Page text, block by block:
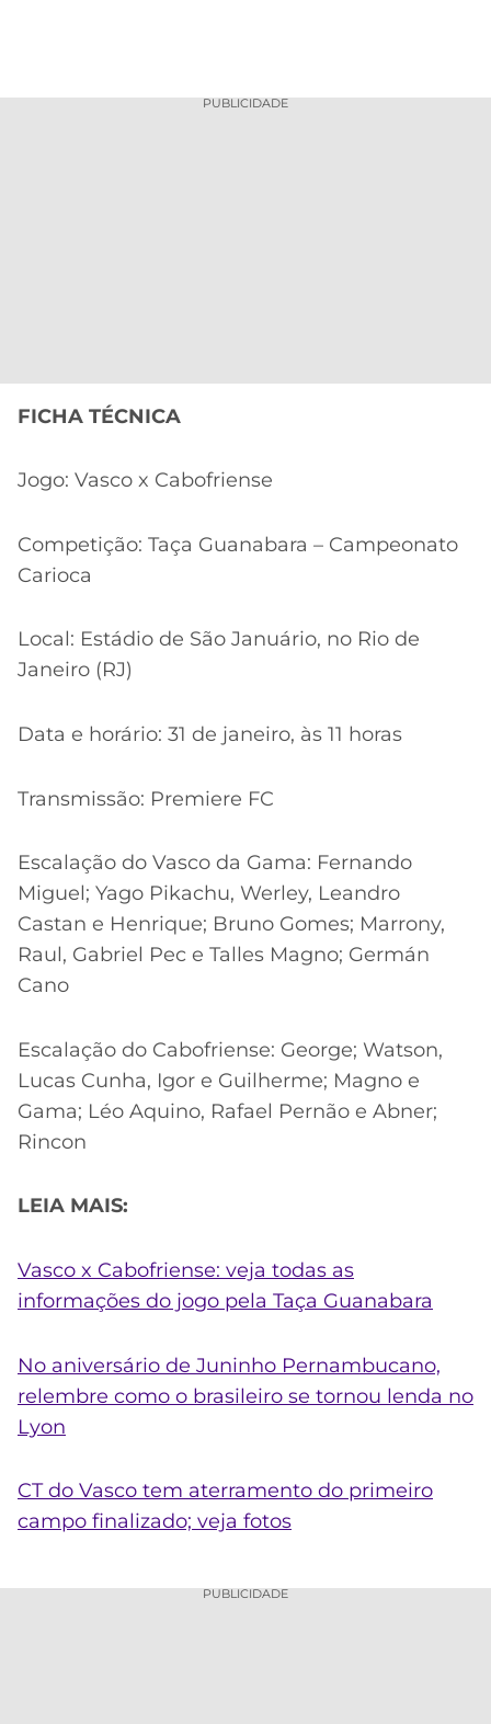
PUBLICIDADE
FICHA TÉCNICA
Jogo: Vasco x Cabofriense
Competição: Taça Guanabara – Campeonato
Carioca
Local: Estádio de São Januário, no Rio de
Janeiro (RJ)
Data e horário: 31 de janeiro, às 11 horas
Transmissão: Premiere FC
Escalação do Vasco da Gama: Fernando
Miguel; Yago Pikachu, Werley, Leandro
Castan e Henrique; Bruno Gomes; Marrony,
Raul, Gabriel Pec e Talles Magno; Germán
Cano
Escalação do Cabofriense: George; Watson,
Lucas Cunha, Igor e Guilherme; Magno e
Gama; Léo Aquino, Rafael Pernão e Abner;
Rincon
LEIA MAIS:
Vasco x Cabofriense: veja todas as
informações do jogo pela Taça Guanabara
No aniversário de Juninho Pernambucano,
relembre como o brasileiro se tornou lenda no
Lyon
CT do Vasco tem aterramento do primeiro
campo finalizado; veja fotos
PUBLICIDADE